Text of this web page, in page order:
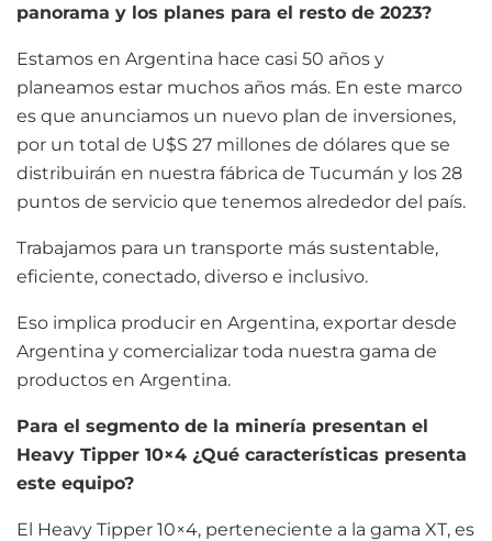
panorama y los planes para el resto de 2023?
Estamos en Argentina hace casi 50 años y
planeamos estar muchos años más. En este marco
es que anunciamos un nuevo plan de inversiones,
por un total de U$S 27 millones de dólares que se
distribuirán en nuestra fábrica de Tucumán y los 28
puntos de servicio que tenemos alrededor del país.
Trabajamos para un transporte más sustentable,
eficiente, conectado, diverso e inclusivo.
Eso implica producir en Argentina, exportar desde
Argentina y comercializar toda nuestra gama de
productos en Argentina.
Para el segmento de la minería presentan el
Heavy Tipper 10×4 ¿Qué características presenta
este equipo?
El Heavy Tipper 10×4, perteneciente a la gama XT, es